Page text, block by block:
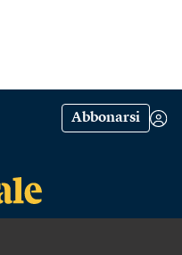
Abbonarsi